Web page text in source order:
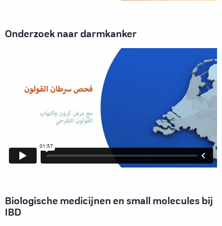
Onderzoek naar darmkanker
Biologische medicijnen en small molecules bij
IBD